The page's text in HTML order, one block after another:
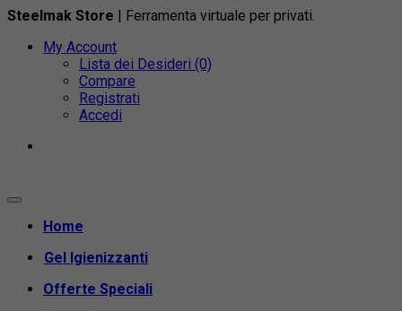
Steelmak Store | Ferramenta virtuale per privati.
My Account
Lista dei Desideri (0)
Compare
Registrati
Accedi
Home
Gel Igienizzanti
Offerte Speciali